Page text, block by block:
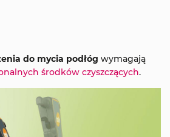
do mycia podłóg wymagają
środków czyszczących.